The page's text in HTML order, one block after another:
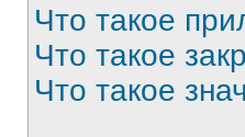
Что такое
Что такое
Что такое